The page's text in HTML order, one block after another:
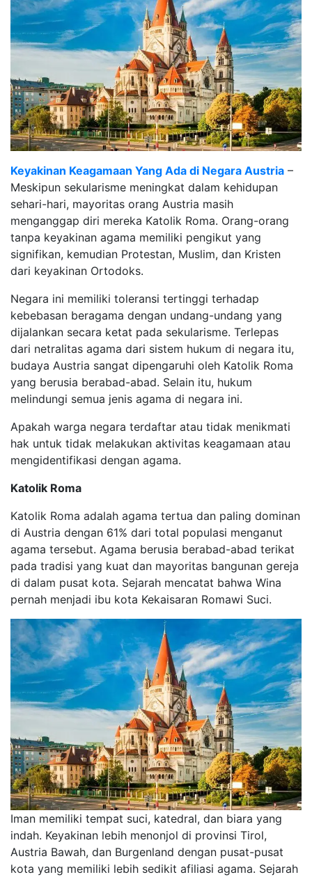
Keyakinan Keagamaan Yang Ada di Negara Austria –
Meskipun sekularisme meningkat dalam kehidupan
sehari-hari, mayoritas orang Austria masih
menganggap diri mereka Katolik Roma. Orang-orang
tanpa keyakinan agama memiliki pengikut yang
signifikan, kemudian Protestan, Muslim, dan Kristen
dari keyakinan Ortodoks.
Negara ini memiliki toleransi tertinggi terhadap
kebebasan beragama dengan undang-undang yang
dijalankan secara ketat pada sekularisme. Terlepas
dari netralitas agama dari sistem hukum di negara itu,
budaya Austria sangat dipengaruhi oleh Katolik Roma
yang berusia berabad-abad. Selain itu, hukum
melindungi semua jenis agama di negara ini.
Apakah warga negara terdaftar atau tidak menikmati
hak untuk tidak melakukan aktivitas keagamaan atau
mengidentifikasi dengan agama.
Katolik Roma
Katolik Roma adalah agama tertua dan paling dominan
di Austria dengan 61% dari total populasi menganut
agama tersebut. Agama berusia berabad-abad terikat
pada tradisi yang kuat dan mayoritas bangunan gereja
di dalam pusat kota. Sejarah mencatat bahwa Wina
pernah menjadi ibu kota Kekaisaran Romawi Suci.
Iman memiliki tempat suci, katedral, dan biara yang
indah. Keyakinan lebih menonjol di provinsi Tirol,
Austria Bawah, dan Burgenland dengan pusat-pusat
kota yang memiliki lebih sedikit afiliasi agama. Sejarah